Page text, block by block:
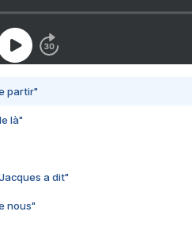
partir"
là"
a dit"
nous"